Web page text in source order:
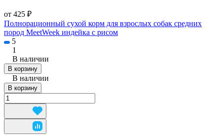
от 425 ₽
Полнорационный сухой корм для взрослых собак средних
пород MeetWeek индейка с рисом
5
1
В наличии
В корзину
В наличии
В корзину